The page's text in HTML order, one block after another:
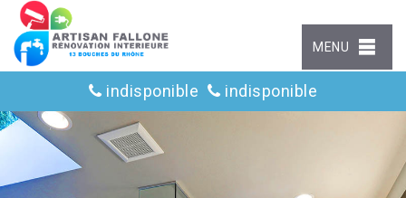
MENU
indisponible indisponible